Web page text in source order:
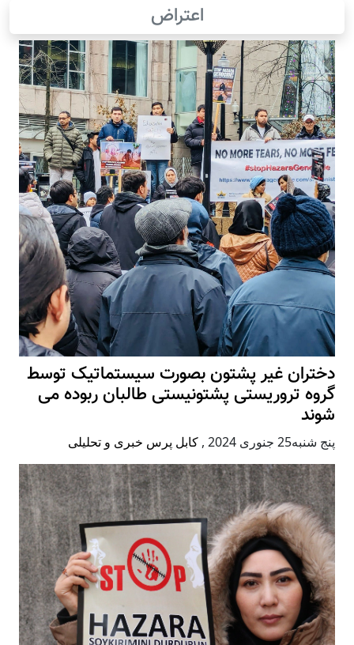
اعتراض
دختران غیر پشتون بصورت سیستماتیک توسط
گروه تروریستی پشتونیستی طالبان ربوده می
شوند
پنج شنبه25 جنوری 2024 , کابل پرس خبری و تحلیلی